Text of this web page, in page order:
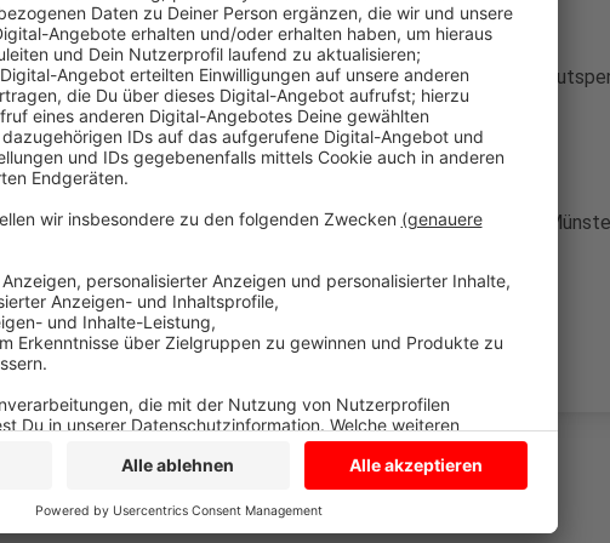
Sie können sich über die kostenlose DRK-Blutspende-App eine
Außerdem über die Website des DRK - den Link finden Sie
Die Blutspende findet von 15:30 - 20 Uhr im DRK-Zentrum (Alte
Anzeige